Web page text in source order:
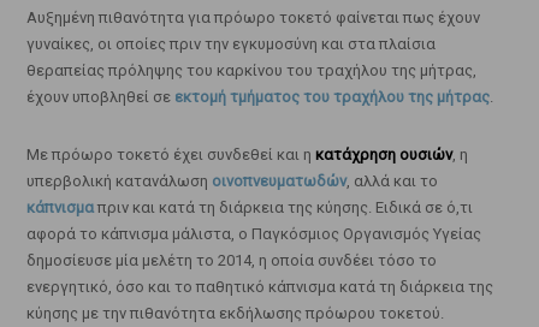
Αυξημένη πιθανότητα για πρόωρο τοκετό φαίνεται πως έχουν
γυναίκες, οι οποίες πριν την εγκυμοσύνη και στα πλαίσια
θεραπείας πρόληψης του καρκίνου του τραχήλου της μήτρας,
έχουν υποβληθεί σε εκτομή τμήματος του τραχήλου της μήτρας.
Με πρόωρο τοκετό έχει συνδεθεί και η κατάχρηση ουσιών, η
υπερβολική κατανάλωση οινοπνευματωδών, αλλά και το
κάπνισμα πριν και κατά τη διάρκεια της κύησης. Ειδικά σε ό,τι
αφορά το κάπνισμα μάλιστα, ο Παγκόσμιος Οργανισμός Υγείας
δημοσίευσε μία μελέτη το 2014, η οποία συνδέει τόσο το
ενεργητικό, όσο και το παθητικό κάπνισμα κατά τη διάρκεια της
κύησης με την πιθανότητα εκδήλωσης πρόωρου τοκετού.